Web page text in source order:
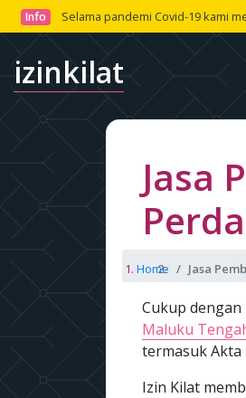
Info Selama pandemi Covid-19 kami
izinkilat
Jasa
Home Jasa
Cukup dengan
Maluku
termasuk Akta
Izin Kilat